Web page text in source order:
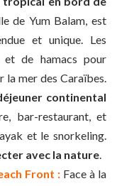
de Yum Balam, est
et unique. Les
et de hamacs pour
la mer des Caraïbes.
continental
bar-restaurant, et
et le snorkeling.
avec la nature.
Front : Face à la